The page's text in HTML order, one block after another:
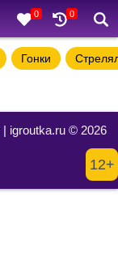
0 0
Гонки
| igroutka.ru © 2026
12+